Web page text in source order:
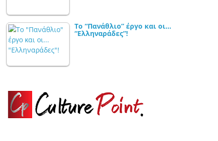
Το “Πανάθλιο” έργο και οι…
“Ελληναράδες”!